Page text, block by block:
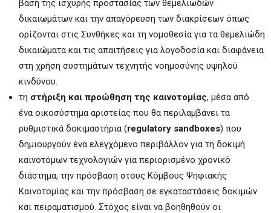
βάση της ισχυρής προστασίας των θεμελιωδών
δικαιωμάτων και την απαγόρευση των διακρίσεων όπως
ορίζονται στις Συνθήκες και τη νομοθεσία για τα θεμελιώδη
δικαιώματα και τις απαιτήσεις για λογοδοσία και διαφάνεια
στη χρήση συστημάτων τεχνητής νοημοσύνης υψηλού
κινδύνου.
τη στήριξη και προώθηση της καινοτομίας, μέσα από
ένα οικοσύστημα αριστείας που θα περιλαμβάνει τα
ρυθμιστικά δοκιμαστήρια (regulatory sandboxes) που
δημιουργούν ένα ελεγχόμενο περιβάλλον για τη δοκιμή
καινοτόμων τεχνολογιών για περιορισμένο χρονικό
διάστημα, την πρόσβαση στους Κόμβους Ψηφιακής
Καινοτομίας και την πρόσβαση σε εγκαταστάσεις δοκιμών
και πειραματισμού. Στόχος είναι να βοηθηθούν οι